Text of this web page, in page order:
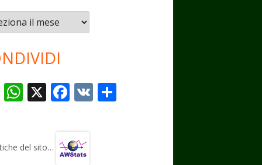
T
gr
W
s
X F
b
V
del sito…